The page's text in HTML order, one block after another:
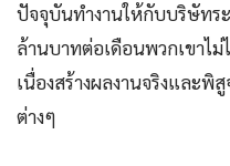
ปัจจุบันทำงานให้กับบริษัทร
ล้านบาทต่อเดือนพวกเขาไม่
เนื่องสร้างผลงานจริงและพิ
ต่างๆ